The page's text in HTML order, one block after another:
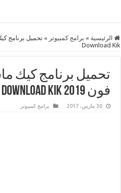
الرئيسية » برامج كمبيوتر »
Download Kik
تحميل برنامج كيك
فون 2019 Download Kik
30 مارس، 2017 برامج كمبيوتر